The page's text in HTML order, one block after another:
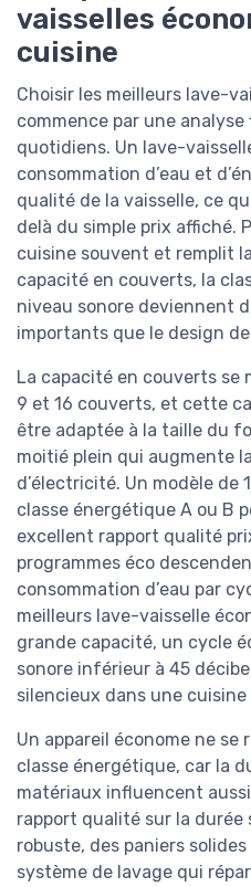
vaisselles
cuisine
Choisir les meilleurs lave-
commence par une analyse
quotidiens. Un lave-
consommation d’eau et
qualité de la vaisselle, ce
delà du simple prix affiché.
cuisine souvent et remplit
capacité en couverts, la
niveau sonore deviennent
importants que le design de
La capacité en couverts se
9 et 16 couverts, et cette
être adaptée à la taille du
moitié plein qui augmente
d’électricité. Un modèle de
classe énergétique A ou B
excellent rapport qualité
programmes éco
consommation d’eau par
meilleurs lave-vaisselle
grande capacité, un cycle
sonore inférieur à 45
silencieux dans une
Un appareil économe ne se
classe énergétique, car la
matériaux influencent
rapport qualité sur la durée
robuste, des paniers
système de lavage qui